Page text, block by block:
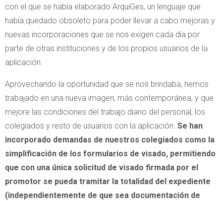
con el que se había elaborado ArquiGes, un lenguaje que
había quedado obsoleto para poder llevar a cabo mejoras y
nuevas incorporaciones que se nos exigen cada día por
parte de otras instituciones y de los propios usuarios de la
aplicación.
Aprovechando la oportunidad que se nos brindaba, hemos
trabajado en una nueva imagen, más contemporánea, y que
mejore las condiciones del trabajo diario del personal, los
colegiados y resto de usuarios con la aplicación. Se han
incorporado demandas de nuestros colegiados como la
simplificación de los formularios de visado, permitiendo
que con una única solicitud de visado firmada por el
promotor se pueda tramitar la totalidad del expediente
(independientemente de que sea documentación de